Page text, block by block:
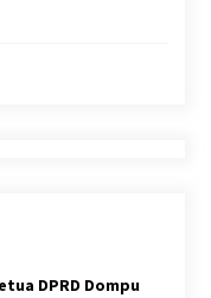
DPRD Dompu